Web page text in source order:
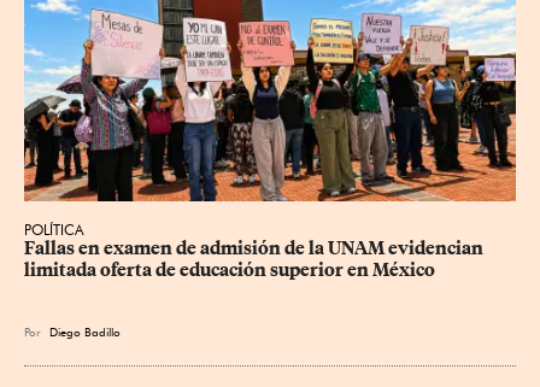
POLÍTICA
Fallas en examen de admisión de la UNAM evidencian
limitada oferta de educación superior en México
Por Diego Badillo